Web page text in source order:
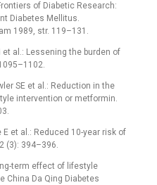
of Diabetic Research:
Diabetes Mellitus.
1989, str. 119–131.
et al.: Lessening the burden of
SE et al.: Reduction in the
intervention or metformin.
E et al.: Reduced 10-year risk of
(3): 394–396.
term effect of lifestyle
China Da Qing Diabetes